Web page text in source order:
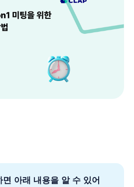
면 아래 내용을 알 수 있어